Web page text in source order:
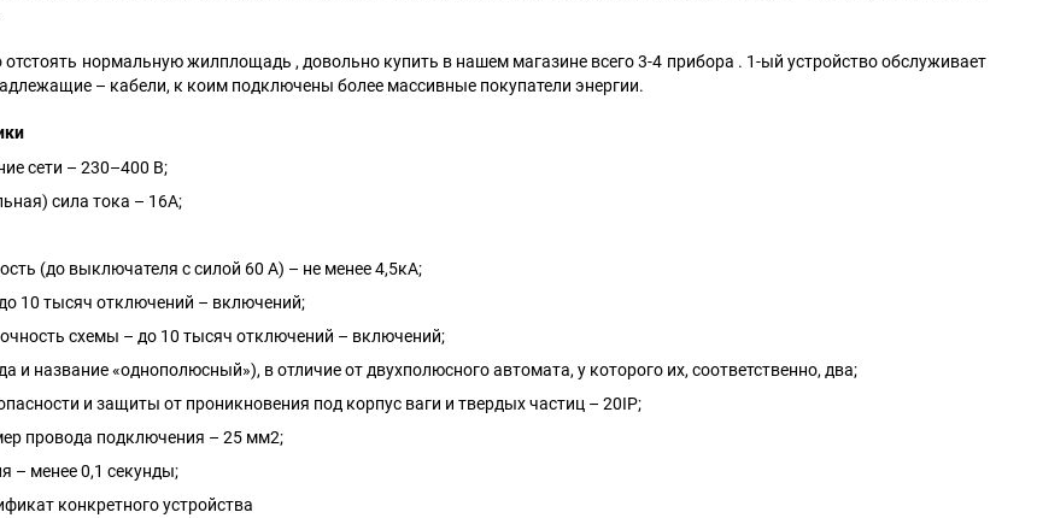
нормальную жилплощадь , довольно купить в нашем магазине всего 3-4 прибора . 1-ый устройство обслуживает
– кабели, к коим подключены более массивные покупатели энергии.
сети – 230–400 В;
сила тока – 16А;
(до выключателя с силой 60 А) – не менее 4,5кА;
10 тысяч отключений – включений;
схемы – до 10 тысяч отключений – включений;
и название «однополюсный»), в отличие от двухполюсного автомата, у которого их, соответственно, два;
и защиты от проникновения под корпус ваги и твердых частиц – 20IP;
провода подключения – 25 мм2;
– менее 0,1 секунды;
конкретного устройства